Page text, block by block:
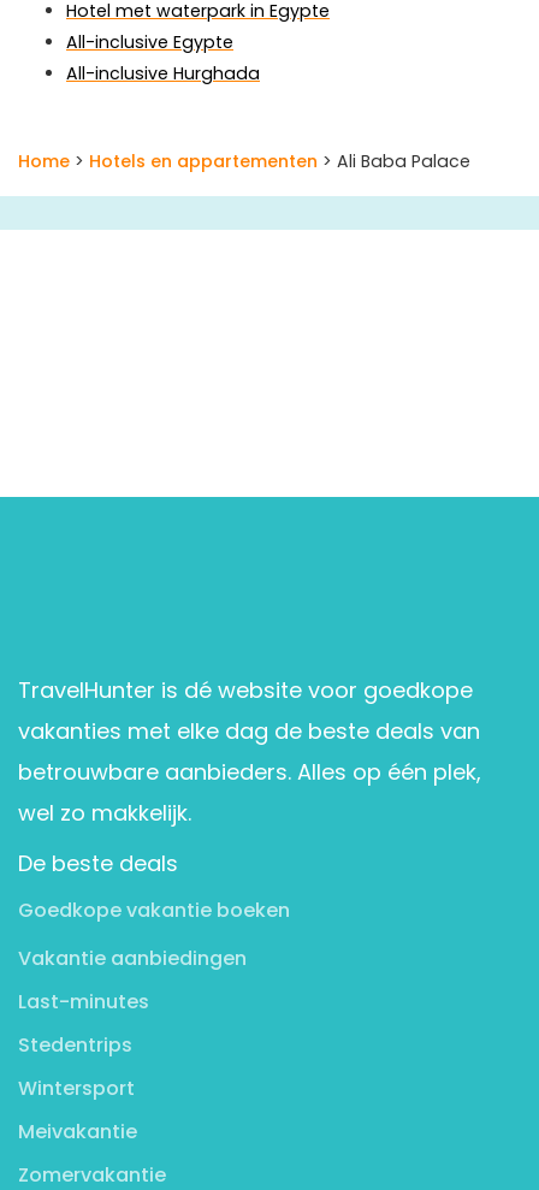
Hotel met waterpark in Egypte
All-inclusive Egypte
All-inclusive Hurghada
Home > Hotels en appartementen > Ali Baba Palace
TravelHunter is dé website voor goedkope
vakanties met elke dag de beste deals van
betrouwbare aanbieders. Alles op één plek,
wel zo makkelijk.
De beste deals
Goedkope vakantie boeken
Vakantie aanbiedingen
Last-minutes
Stedentrips
Wintersport
Meivakantie
Zomervakantie